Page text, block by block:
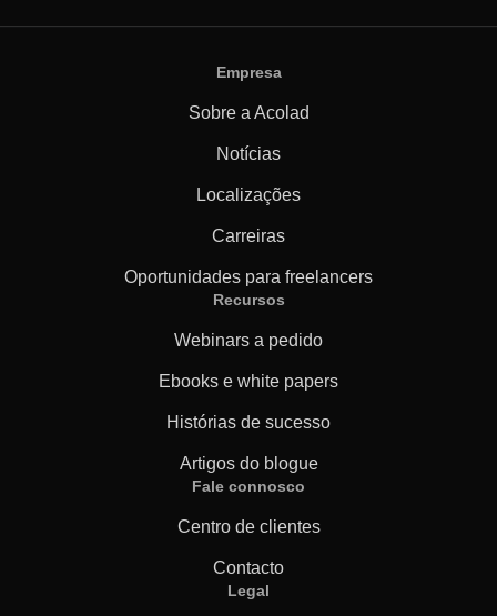
Empresa
Sobre a Acolad
Notícias
Localizações
Carreiras
Oportunidades para freelancers
Recursos
Webinars a pedido
Ebooks e white papers
Histórias de sucesso
Artigos do blogue
Fale connosco
Centro de clientes
Contacto
Legal